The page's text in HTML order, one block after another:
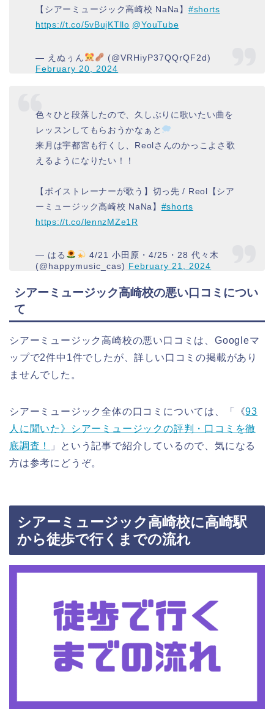
【シアーミュージック高崎校 NaNa】 #shorts
https://t.co/5vBujKTllo @YouTube
— えぬぅん
(@VRHiyP37QQrQF2d)
February 20, 2024
色々ひと段落したので、久しぶりに歌いたい曲を
レッスンしてもらおうかなぁと
来月は宇都宮も行くし、Reolさんのかっこよさ歌
えるようになりたい！！
【ボイストレーナーが歌う】切っ先 / Reol【シア
ーミュージック高崎校 NaNa】 #shorts
https://t.co/lennzMZe1R
— はる
4/21 小田原・4/25・28 代々木
(@happymusic_cas) February 21, 2024
シアーミュージック高崎校の悪い口コミについ
て
シアーミュージック高崎校の悪い口コミは、Googleマ
ップで2件中1件でしたが、詳しい口コミの掲載があり
ませんでした。
シアーミュージック全体の口コミについては、「《93
人に聞いた》シアーミュージックの評判・口コミを徹
底調査！
」という記事で紹介しているので、気になる
方は参考にどうぞ。
シアーミュージック高崎校に高崎駅
から徒歩で行くまでの流れ